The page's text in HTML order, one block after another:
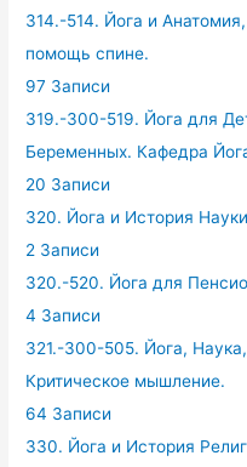
314.-514. Йога и
помощь спине.
97 Записи
319.-300-519. Йога для
Беременных. Кафедра
20 Записи
320. Йога и История
2 Записи
320.-520. Йога для
4 Записи
321.-300-505. Йога,
Критическое мышление.
64 Записи
330. Йога и История